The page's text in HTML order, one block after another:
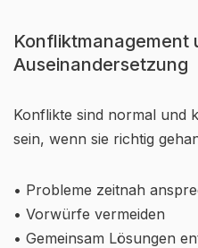
Konfliktmanagement
Auseinandersetzung
Konflikte sind normal und
sein, wenn sie richtig
• Probleme zeitnah
• Vorwürfe vermeiden
• Gemeinsam Lösungen